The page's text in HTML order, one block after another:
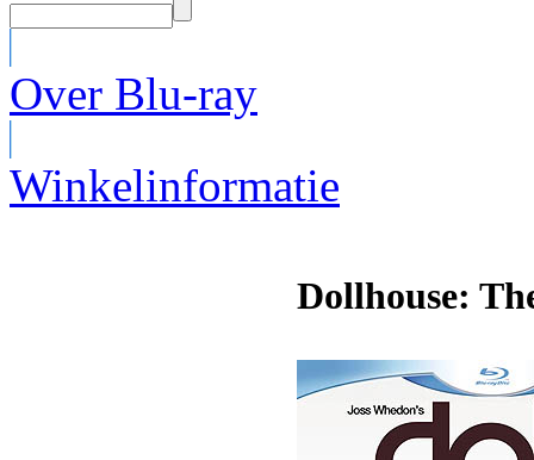
Over Blu-ray
Winkelinformatie
Dollhouse: